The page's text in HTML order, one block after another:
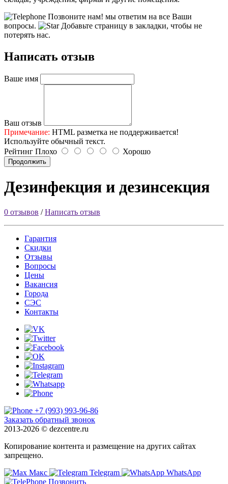
Позвоните нам! мы ответим на все Ваши
вопросы.
Добавьте страницу в закладки, чтобы не
потерять нас.
Написать отзыв
Ваше имя
Ваш отзыв
Примечание: HTML разметка не поддерживается!
Используйте обычный текст.
Рейтинг Плохо Хорошо
Продолжить
Дезинфекция и дезинсекция
0 отзывов /Написать отзыв
Гарантия
Скидки
Отзывы
Вопросы
Цены
Вакансия
Города
СЭС
Контакты
+7 (993) 993-96-86
Заказать обратный звонок
2013-2026 © dezcentre.ru
Копирование контента и размещение на других сайтах
запрещено.
Макс
Telegram
WhatsApp
Позвонить